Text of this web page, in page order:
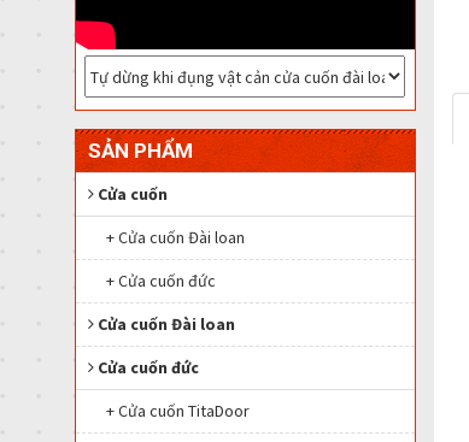
SẢN PHẨM
Cửa cuốn
+ Cửa cuốn Đài loan
+ Cửa cuốn đức
Cửa cuốn Đài loan
Cửa cuốn đức
+ Cửa cuốn TitaDoor